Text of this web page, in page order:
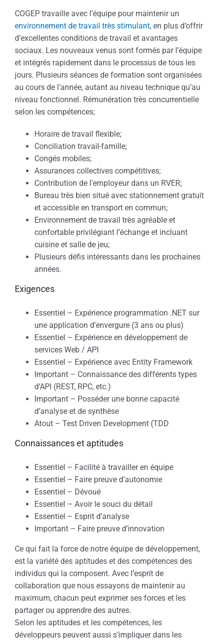
COGEP travaille avec l’équipe pour maintenir un
environnement de travail très stimulant, en plus d’offrir
d’excellentes conditions de travail et avantages
sociaux. Les nouveaux venus sont formés par l’équipe
et intégrés rapidement dans le processus de tous les
jours. Plusieurs séances de formation sont organisées
au cours de l’année, autant au niveau technique qu’au
niveau fonctionnel. Rémunération très concurrentielle
selon les compétences;
Horaire de travail flexible;
Conciliation travail-famille;
Congés mobiles;
Assurances collectives compétitives;
Contribution de l’employeur dans un RVER;
Bureau très bien situé avec stationnement gratuit
et accessible en transport en commun;
Environnement de travail très agréable et
confortable privilégiant l’échange et incluant
cuisine et salle de jeu;
Plusieurs défis intéressants dans les prochaines
années.
Exigences
Essentiel – Expérience programmation .NET sur
une application d’envergure (3 ans ou plus)
Essentiel – Expérience en développement de
services Web / API
Essentiel – Expérience avec Entity Framework
Important – Connaissance des différents types
d’API (REST, RPC, etc.)
Important – Posséder une bonne capacité
d’analyse et de synthèse
Atout – Test Driven Development (TDD
Connaissances et aptitudes
Essentiel – Facilité à travailler en équipe
Essentiel – Faire preuve d’autonomie
Essentiel – Dévoué
Essentiel – Avoir le souci du détail
Essentiel – Esprit d’analyse
Important – Faire preuve d’innovation
Ce qui fait la force de notre équipe de développement,
est la variété des aptitudes et des compétences des
individus qui la composent. Avec l’esprit de
collaboration que nous essayons de maintenir au
maximum, chacun peut exprimer ses forces et les
partager ou apprendre des autres.
Selon les aptitudes et les compétences, les
développeurs peuvent aussi s’impliquer dans les